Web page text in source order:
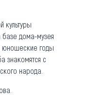
культуры
базе дома-музея
юношеские годы
знакомятся с
народа.